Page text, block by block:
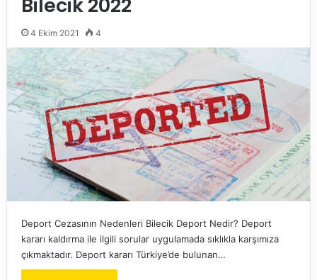
Bilecik 2022
4 Ekim 2021 4
Deport Cezasının Nedenleri Bilecik Deport Nedir? Deport
kararı kaldırma ile ilgili sorular uygulamada sıklıkla karşımıza
çıkmaktadır. Deport kararı Türkiye’de bulunan…